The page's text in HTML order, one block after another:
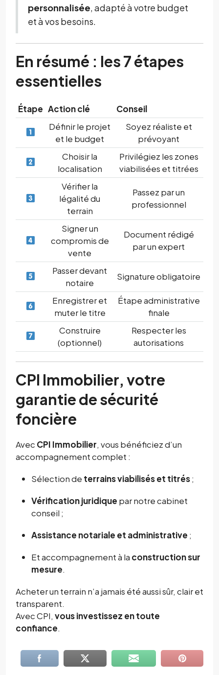
personnalisée, adapté à votre budget
et à vos besoins.
En résumé : les 7 étapes
essentielles
Étape Action clé
Conseil
Définir le projet
et le budget
Soyez réaliste et
prévoyant
Choisir la
localisation
Privilégiez les zones
viabilisées et titrées
Vérifier la
légalité du
terrain
Passez par un
professionnel
Signer un
compromis de
vente
Document rédigé
par un expert
Passer devant
notaire
Signature obligatoire
Enregistrer et
muter le titre
Étape administrative
finale
Construire
(optionnel)
Respecter les
autorisations
CPI Immobilier, votre
garantie de sécurité
foncière
Avec CPI Immobilier, vous bénéficiez d’un
accompagnement complet :
Sélection de terrains viabilisés et titrés;
Vérification juridique par notre cabinet
conseil ;
Assistance notariale et administrative ;
Et accompagnement à la construction sur
mesure.
Acheter un terrain n’a jamais été aussi sûr, clair et
transparent.
Avec CPI, vous investissez en toute
confiance.